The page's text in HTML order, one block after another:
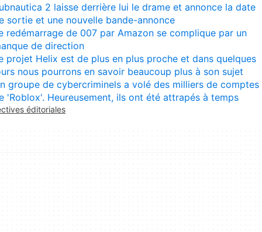
2 laisse derrière lui le drame et annonce la date
sortie et une nouvelle bande-annonce
redémarrage de 007 par Amazon se complique par un
de direction
projet Helix est de plus en plus proche et dans quelques
nous pourrons en savoir beaucoup plus à son sujet
groupe de cybercriminels a volé des milliers de comptes
'Roblox'. Heureusement, ils ont été attrapés à temps
éditoriales